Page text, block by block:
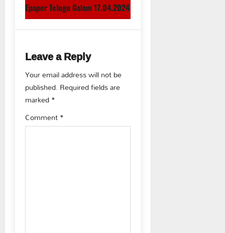
s
n
a
v
i
Epaper Telugu Galam 17.04.2024
Leave a Reply
Your email address will not be
published. Required fields are
marked*
Comment*